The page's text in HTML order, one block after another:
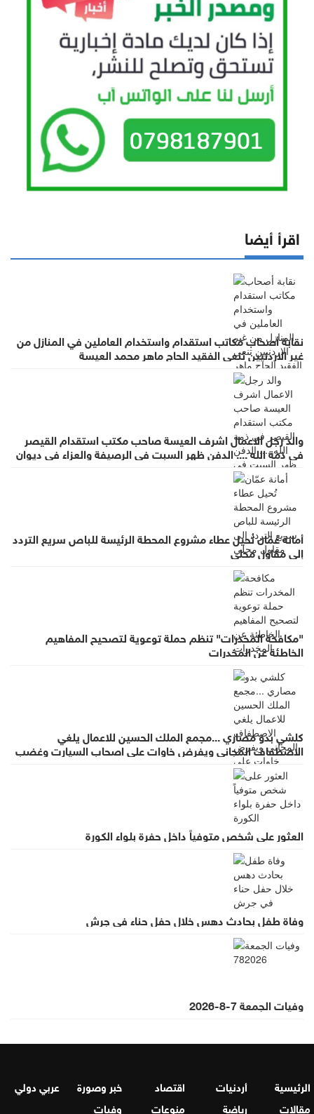
اقرأ أيضا
نقابة أصحاب مكاتب استقدام واستخدام العاملين في المنازل من
غير الاردنيين تنعى الفقيد الحاج ماهر محمد العيسة
والد رجل الاعمال اشرف العيسة صاحب مكتب استقدام القيصر
في ذمة الله .... الدفن ظهر السبت في الرصيفة والعزاء في ديوان
صانور بحي الرشيد
أمانة عمّان تُحيل عطاء مشروع المحطة الرئيسة للباص سريع التردد
إلى مقاول محلي
"مكافحة المخدرات" تنظم حملة توعوية لتصحيح المفاهيم
الخاطئة عن المخدرات
كلشي بدو مصاري ...مجمع الملك الحسين للاعمال يلغي
الاصطفاف المجاني ويفرض خاوات على اصحاب السيارت وغضب
واسع لقرار يطرد الاستثمار
العثور على شخص متوفياً داخل حفرة بلواء الكورة
وفاة طفل بحادث دهس خلال حفل حناء في جرش
وفيات الجمعة 7-8-2026
الرئيسية أردنيات اقتصاد خبر وصورة
عربي دولي
مقالات
رياضة منوعات وفيات